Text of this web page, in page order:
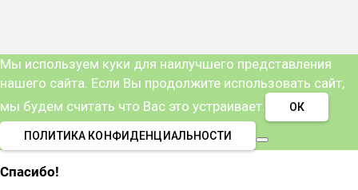
Мы используем куки для наилучшего представления
нашего сайта. Если Вы продолжите использовать сайт,
мы будем считать что Вас это устраивает.
ОК
ПОЛИТИКА КОНФИДЕНЦИАЛЬНОСТИ
Спасибо!